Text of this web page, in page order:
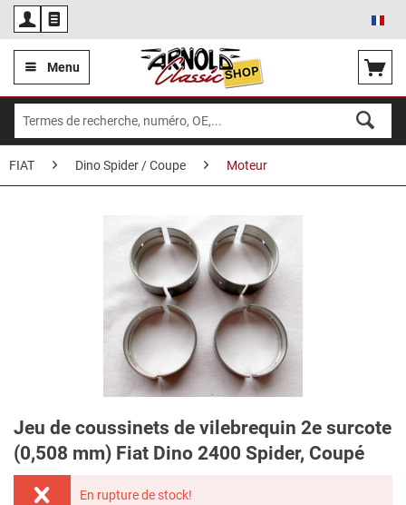
Menu
FIAT Dino Spider / Coupe Moteur
Jeu de coussinets de vilebrequin 2e surcote
(0,508 mm) Fiat Dino 2400 Spider, Coupé
En rupture de stock!